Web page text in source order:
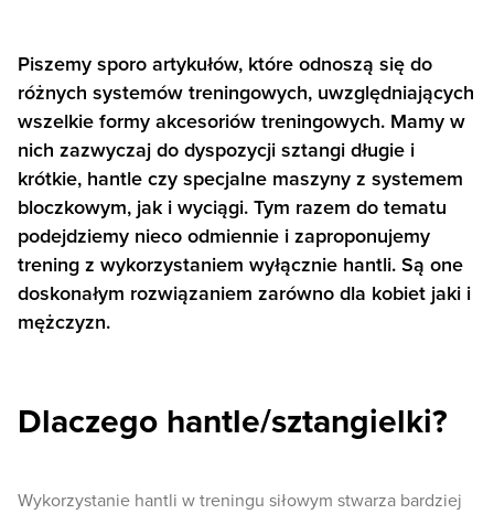
Piszemy sporo artykułów, które odnoszą się do
różnych systemów treningowych, uwzględniających
wszelkie formy akcesoriów treningowych. Mamy w
nich zazwyczaj do dyspozycji sztangi długie i
krótkie, hantle czy specjalne maszyny z systemem
bloczkowym, jak i wyciągi. Tym razem do tematu
podejdziemy nieco odmiennie i zaproponujemy
trening z wykorzystaniem wyłącznie hantli. Są one
doskonałym rozwiązaniem zarówno dla kobiet jaki i
mężczyzn.
Dlaczego hantle/sztangielki?
Wykorzystanie hantli w treningu siłowym stwarza bardziej